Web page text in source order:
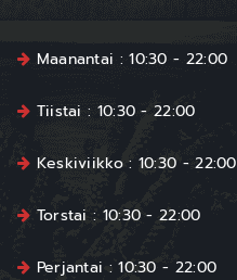
Maanantai : 10:30 - 22:00
Tiistai : 10:30 - 22:00
Keskiviikko : 10:30 - 22:00
Torstai : 10:30 - 22:00
Perjantai : 10:30 - 22:00